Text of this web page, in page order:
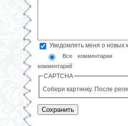
Уведомлять меня о новых
Все комментарии
комментарий
CAPTCHA
Собери картинку. После